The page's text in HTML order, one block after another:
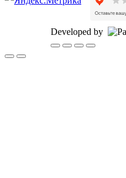
Developed by